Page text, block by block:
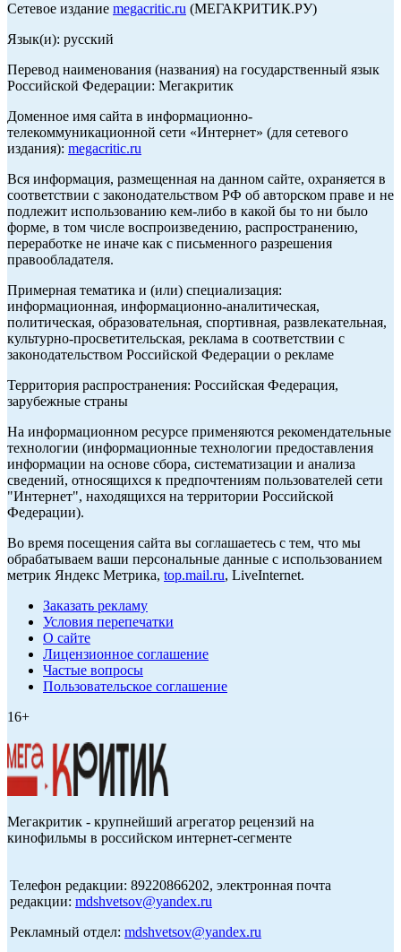
Сетевое издание megacritic.ru (МЕГАКРИТИК.РУ)
Язык(и): русский
Перевод наименования (названия) на государственный язык
Российской Федерации: Мегакритик
Доменное имя сайта в информационно-
телекоммуникационной сети «Интернет» (для сетевого
издания): megacritic.ru
Вся информация, размещенная на данном сайте, охраняется в
соответствии с законодательством РФ об авторском праве и не
подлежит использованию кем-либо в какой бы то ни было
форме, в том числе воспроизведению, распространению,
переработке не иначе как с письменного разрешения
правообладателя.
Примерная тематика и (или) специализация:
информационная, информационно-аналитическая,
политическая, образовательная, спортивная, развлекательная,
культурно-просветительская, реклама в соответствии с
законодательством Российской Федерации о рекламе
Территория распространения: Российская Федерация,
зарубежные страны
На информационном ресурсе применяются рекомендательные
технологии (информационные технологии предоставления
информации на основе сбора, систематизации и анализа
сведений, относящихся к предпочтениям пользователей сети
"Интернет", находящихся на территории Российской
Федерации).
Во время посещения сайта вы соглашаетесь с тем, что мы
обрабатываем ваши персональные данные с использованием
метрик Яндекс Метрика, top.mail.ru, LiveInternet.
Заказать рекламу
Условия перепечатки
О сайте
Лицензионное соглашение
Частые вопросы
Пользовательское соглашение
16+
Мегакритик - крупнейший агрегатор рецензий на
кинофильмы в российском интернет-сегменте
Телефон редакции: 89220866202, электронная почта
редакции: mdshvetsov@yandex.ru
Рекламный отдел: mdshvetsov@yandex.ru